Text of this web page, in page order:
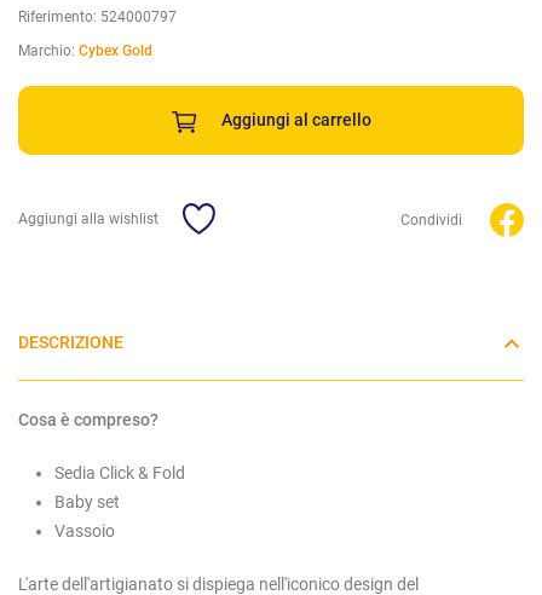
Riferimento: 524000797
Marchio: Cybex Gold
Aggiungi al carrello
Aggiungi alla wishlist Condividi
DESCRIZIONE
Cosa è compreso?
Sedia Click & Fold
Baby set
Vassoio
L'arte dell'artigianato si dispiega nell'iconico design del